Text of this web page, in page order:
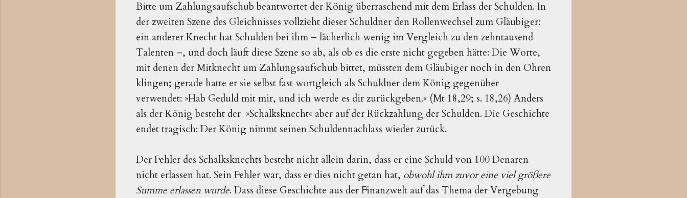
Bitte um Zahlungsaufschub beantwortet der König überraschend mit dem Erlass der Schulden. In
der zweiten Szene des Gleichnisses vollzieht dieser Schuldner den Rollenwechsel zum Gläubiger:
ein anderer Knecht hat Schulden bei ihm – lächerlich wenig im Vergleich zu den zehntausend
Talenten –, und doch läuft diese Szene so ab, als ob es die erste nicht gegeben hätte: Die Worte,
mit denen der Mitknecht um Zahlungsaufschub bittet, müssten dem Gläubiger noch in den Ohren
klingen; gerade hatte er sie selbst fast wortgleich als Schuldner dem König gegenüber
verwendet: »Hab Geduld mit mir, und ich werde es dir zurückgeben.« (Mt 18,29; s. 18,26) Anders
als der König besteht der »Schalksknecht« aber auf der Rückzahlung der Schulden. Die Geschichte
endet tragisch: Der König nimmt seinen Schuldennachlass wieder zurück.
Der Fehler des Schalksknechts besteht nicht allein darin, dass er eine Schuld von 100 Denaren
nicht erlassen hat. Sein Fehler war, dass er dies nicht getan hat, obwohl ihm zuvor eine viel größere
Summe erlassen wurde. Dass diese Geschichte aus der Finanzwelt auf das Thema der Vergebung